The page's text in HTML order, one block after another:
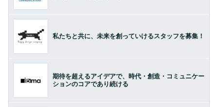
私たちと共に、未来を創っていけるスタッフを募集！
期待を超えるアイデアで、時代・創造・コミュニケー
ションのコアであり続ける